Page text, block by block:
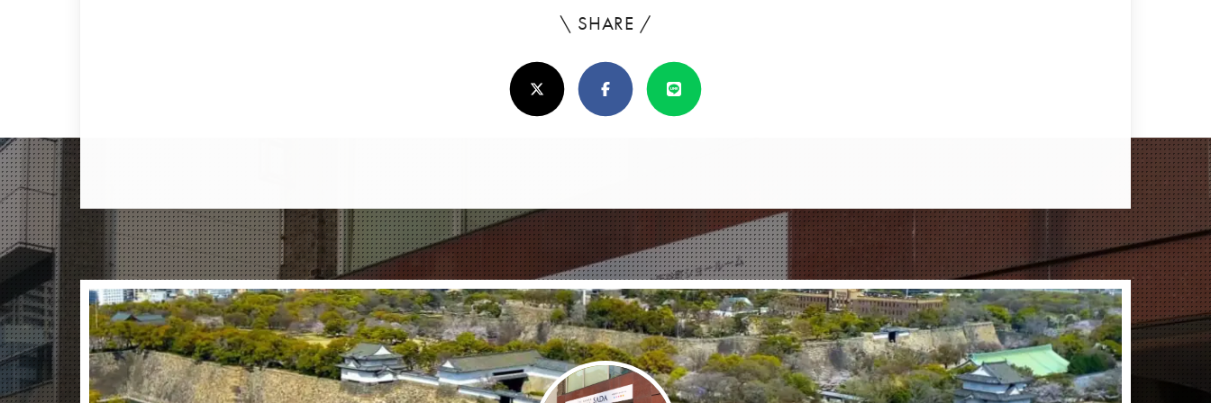
\ SHARE /
ろ
し
け
シ
ェ
ア
し
て
く
X(Twitter)FacebookLine